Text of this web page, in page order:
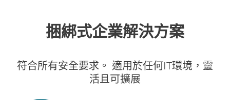
捆綁式企業解決方案
符合所有安全要求。 適用於任何IT環境，靈
活且可擴展